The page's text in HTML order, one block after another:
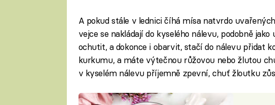
A pokud stále v lednici číhá mísa natvrdo
vejce se nakládají do kyselého nálevu, podobně
ochutit, a dokonce i obarvit, stačí do nálevu přidat
kurkumu, a máte výtečnou růžovou nebo žlutou
v kyselém nálevu příjemně zpevní, chuť žloutku